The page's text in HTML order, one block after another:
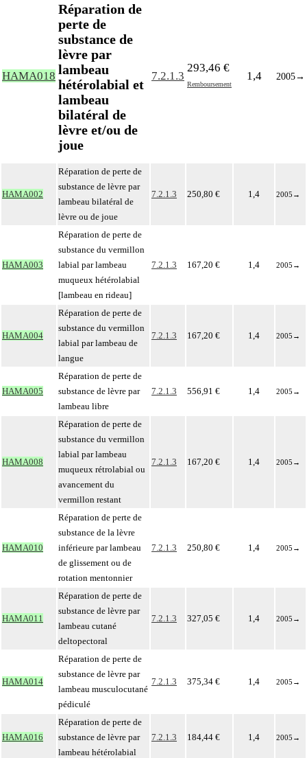
HAMA018
Réparation de
perte de
substance de
lèvre par
lambeau
hétérolabial et
lambeau
bilatéral de
lèvre et/ou de
joue
7.2.1.3
293,46 €
Remboursement
1,4 2005→
HAMA002
Réparation de perte de
substance de lèvre par
lambeau bilatéral de
lèvre ou de joue
7.2.1.3 250,80 € 1,4 2005 →
HAMA003
Réparation de perte de
substance du vermillon
labial par lambeau
muqueux hétérolabial
[lambeau en rideau]
7.2.1.3 167,20 € 1,4 2005 →
HAMA004
Réparation de perte de
substance du vermillon
labial par lambeau de
langue
7.2.1.3 167,20 € 1,4 2005 →
HAMA005
Réparation de perte de
substance de lèvre par
lambeau libre
7.2.1.3 556,91 € 1,4 2005 →
HAMA008
Réparation de perte de
substance du vermillon
labial par lambeau
muqueux rétrolabial ou
avancement du
vermillon restant
7.2.1.3 167,20 € 1,4 2005 →
HAMA010
Réparation de perte de
substance de la lèvre
inférieure par lambeau
de glissement ou de
rotation mentonnier
7.2.1.3 250,80 € 1,4 2005 →
HAMA011
Réparation de perte de
substance de lèvre par
lambeau cutané
deltopectoral
7.2.1.3 327,05 € 1,4 2005 →
HAMA014
Réparation de perte de
substance de lèvre par
lambeau musculocutané
pédiculé
7.2.1.3 375,34 € 1,4 2005 →
HAMA016
Réparation de perte de
substance de lèvre par
lambeau hétérolabial
7.2.1.3 184,44 € 1,4 2005 →